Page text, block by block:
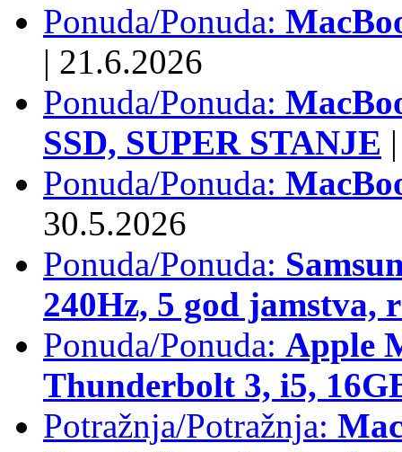
Ponuda/Ponuda:
| 21.6.2026
Ponuda/Ponuda:
SSD, SUPER STANJE |
Ponuda/Ponuda:
30.5.2026
Ponuda/Ponuda:
240Hz, 5 god jamstva,
Ponuda/Ponuda: Apple
Thunderbolt 3, i5,
Potražnja/Potražnja: